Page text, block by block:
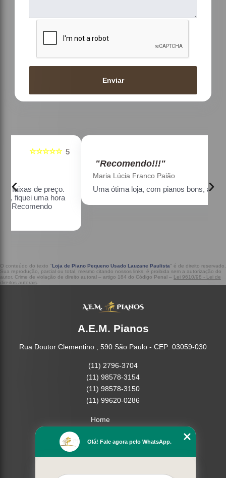
Enviar
"Recomendo!!!"
Maria Lúcia Franco Paião
Uma ótima loja, com pianos bons, amei.
‹ ›
O conteúdo do texto "Loja de Piano Pequeno Usado Lauzane Paulista" é de direito reservado.
Sua reprodução, parcial ou total, mesmo citando nossos links, é proibida sem a autorização do
autor. Crime de violação de direito autoral – artigo 184 do Código Penal – Lei 9610/98 - Lei de
direitos autorais
A.E.M. Pianos
Rua Doutor Clementino , 590 São Paulo - CEP: 03059-030
(11) 2796-3704
(11) 98578-3154
(11) 98578-3150
(11) 99620-0286
Home
Missão
Olá! Fale agora pelo WhatsApp.